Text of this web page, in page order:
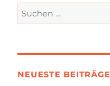
Suchen
nach:
NEUESTE BEITRÄGE